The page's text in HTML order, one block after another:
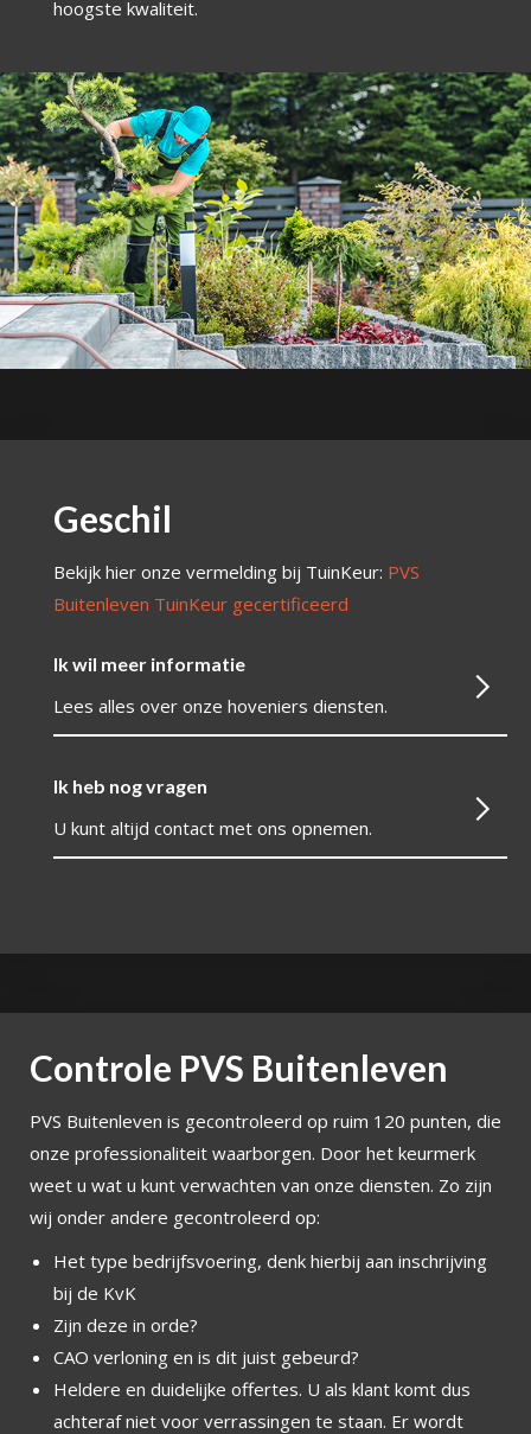
hoogste kwaliteit.
Geschil
Bekijk hier onze vermelding bij TuinKeur: PVS
Buitenleven TuinKeur gecertificeerd
Ik wil meer informatie
Lees alles over onze hoveniers diensten.
Ik heb nog vragen
U kunt altijd contact met ons opnemen.
Controle PVS Buitenleven
PVS Buitenleven is gecontroleerd op ruim 120 punten, die
onze professionaliteit waarborgen. Door het keurmerk
weet u wat u kunt verwachten van onze diensten. Zo zijn
wij onder andere gecontroleerd op:
Het type bedrijfsvoering, denk hierbij aan inschrijving
bij de KvK
Zijn deze in orde?
CAO verloning en is dit juist gebeurd?
Heldere en duidelijke offertes. U als klant komt dus
achteraf niet voor verrassingen te staan. Er wordt